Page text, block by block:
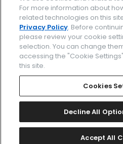
企業情報
プライバシーポリシー
Amazon PayはAmazon.com, Inc.ま
2026 CITIZEN
For more information about
related technologies on this
Privacy Policy. Before
please review your cookie
selection. You can change
accessing the "Cookie
this site.
Cookies
Decline All
Accept All